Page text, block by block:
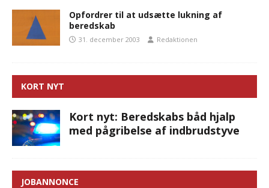
Opfordrer til at udsætte lukning af
beredskab
31. december 2003 Redaktionen
KORT NYT
Kort nyt: Beredskabs båd hjalp
med pågribelse af indbrudstyve
JOBANNONCE